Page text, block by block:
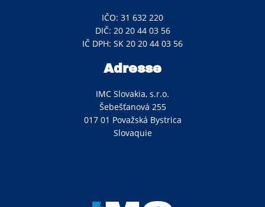
IČO: 31 632 220
DIČ: 20 20 44 03 56
IČ DPH: SK 20 20 44 03 56
Adresse
IMC Slovakia, s.r.o.
Šebešťanová 255
017 01 Považská Bystrica
Slovaquie